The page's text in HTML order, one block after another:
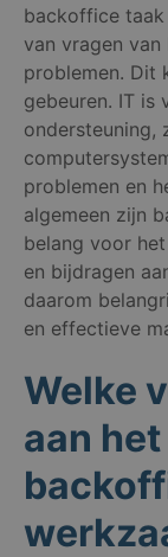
backoffice
van vragen
problemen. Dit
gebeuren. IT is
ondersteuning,
problemen en
algemeen zijn
belang voor
en bijdragen
daarom
en effectieve
Welke
aan